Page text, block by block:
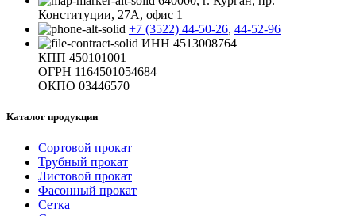
Конституции, 27А, офис 1
+7 (3522) 44-50-26, 44-52-96
ИНН 4513008764
КПП 450101001
ОГРН 1164501054684
ОКПО 03446570
Каталог продукции
Сортовой прокат
Трубный прокат
Листовой прокат
Фасонный прокат
Сетка